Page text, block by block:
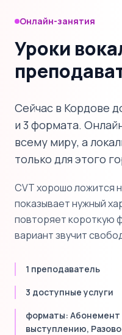
Онлайн-занятия
Уроки
Сейчас в Кордове
и 3 формата.
всему миру, а
только для этого
CVT хорошо ложится
показывает нужный
повторяет короткую
вариант звучит
1 преподаватель
3 доступные услуги
форматы: Абонемент
выступлению,